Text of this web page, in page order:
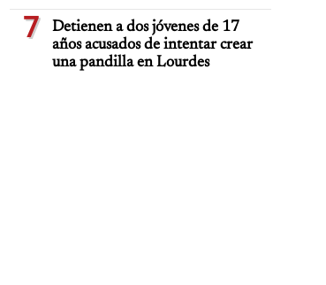
7
Detienen a dos jóvenes de 17
años acusados de intentar crear
una pandilla en Lourdes